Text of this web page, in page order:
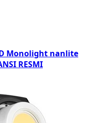
Monolight nanlite
RESMI